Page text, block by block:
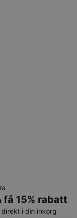
få 15% rabatt
i din inkorg